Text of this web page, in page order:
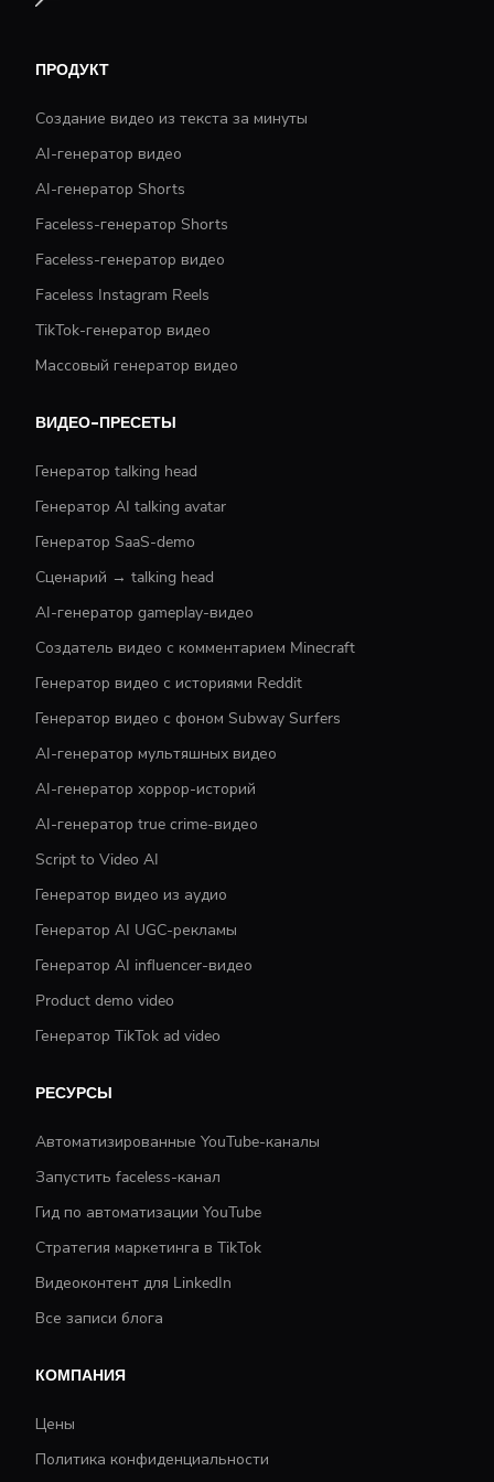
ПРОДУКТ
Создание видео из текста за минуты
AI-генератор видео
AI-генератор Shorts
Faceless-генератор Shorts
Faceless-генератор видео
Faceless Instagram Reels
TikTok-генератор видео
Массовый генератор видео
ВИДЕО-ПРЕСЕТЫ
Генератор talking head
Генератор AI talking avatar
Генератор SaaS-demo
Сценарий → talking head
AI-генератор gameplay-видео
Создатель видео с комментарием Minecraft
Генератор видео с историями Reddit
Генератор видео с фоном Subway Surfers
AI-генератор мультяшных видео
AI-генератор хоррор-историй
AI-генератор true crime-видео
Script to Video AI
Генератор видео из аудио
Генератор AI UGC-рекламы
Генератор AI influencer-видео
Product demo video
Генератор TikTok ad video
РЕСУРСЫ
Автоматизированные YouTube-каналы
Запустить faceless-канал
Гид по автоматизации YouTube
Стратегия маркетинга в TikTok
Видеоконтент для LinkedIn
Все записи блога
КОМПАНИЯ
Цены
Политика конфиденциальности